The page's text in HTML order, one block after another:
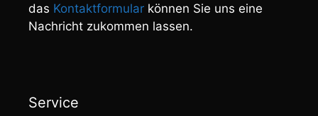
das Kontaktformular können Sie uns eine
Nachricht zukommen lassen.
Service